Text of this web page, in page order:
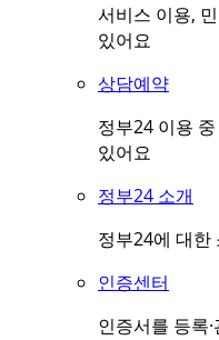
서비스 이용,
있어요
상담예약
정부24 이용
있어요
정부24 소개
정부24에 대한
인증센터
인증서를 등록